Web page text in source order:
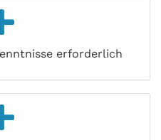
erforderlich